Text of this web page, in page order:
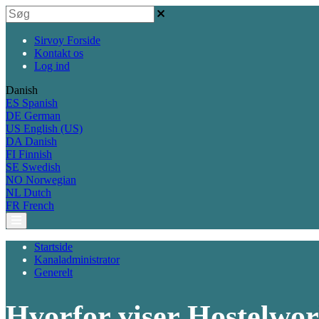
Sirvoy Forside
Kontakt os
Log ind
Danish
ES Spanish
DE German
US English (US)
DA Danish
FI Finnish
SE Swedish
NO Norwegian
NL Dutch
FR French
Startside
Kanaladministrator
Generelt